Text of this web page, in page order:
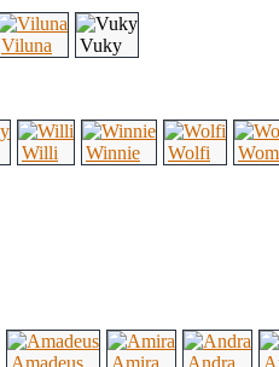
Viluna Vuky
Willi Winnie Wolfi
Amadeus Amira Andra